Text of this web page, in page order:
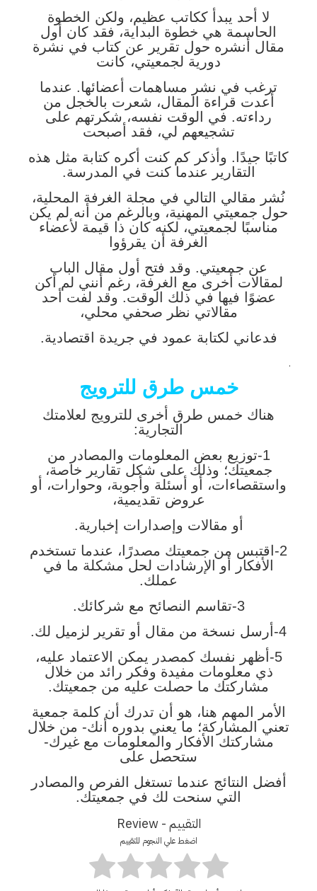
لا أحد يبدأ ككاتب عظيم، ولكن الخطوة
الحاسمة هي خطوة البداية، فقد كان أول
مقال أنشره حول تقرير عن كتاب في نشرة
دورية لجمعيتي، كانت
ترغب في نشر مساهمات أعضائها. عندما
أعدت قراءة المقال، شعرت بالخجل من
رداءته. في الوقت نفسه، شكرتهم على
تشجيعهم لي، فقد أصبحت
كاتبًا جيدًا. وأذكر كم كنت أكره كتابة مثل هذه
التقارير عندما كنت في المدرسة.
نُشر مقالي التالي في مجلة الغرفة المحلية،
حول جمعيتي المهنية، وبالرغم من أنه لم يكن
مناسبًا لجمعيتي، لكنه كان ذا قيمة لأعضاء
الغرفة أن يقرؤوا
عن جمعيتي. وقد فتح أول مقال الباب
لمقالات أخرى مع الغرفة، رغم أنني لم أكن
عضوًا فيها في ذلك الوقت. وقد لفت أحد
مقالاتي نظر صحفي محلي،
فدعاني لكتابة عمود في جريدة اقتصادية.
.
خمس طرق للترويج
هناك خمس طرق أخرى للترويج لعلامتك
التجارية:
1-توزيع بعض المعلومات والمصادر من
جمعيتك؛ وذلك على شكل تقارير خاصة،
واستقصاءات، أو أسئلة وأجوبة، وحوارات، أو
عروض تقديمية،
أو مقالات وإصدارات إخبارية.
2-اقتبس من جمعيتك مصدرًا، عندما تستخدم
الأفكار أو الإرشادات لحل مشكلة ما في
عملك.
3-تقاسم النصائح مع شركائك.
4-أرسل نسخة من مقال أو تقرير لزميل لك.
5-أظهر نفسك كمصدر يمكن الاعتماد عليه،
ذي معلومات مفيدة وفكر رائد من خلال
مشاركتك ما حصلت عليه من جمعيتك.
الأمر المهم هنا، هو أن تدرك أن كلمة جمعية
تعني المشاركة؛ ما يعني بدوره أنك- من خلال
مشاركتك الأفكار والمعلومات مع غيرك-
ستحصل على
أفضل النتائج عندما تستغل الفرص والمصادر
التي سنحت لك في جمعيتك.
التقييم - Review
اضغط علي النجوم للتقييم